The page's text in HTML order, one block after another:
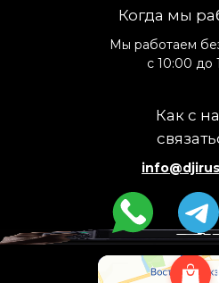
Когда мы
Как с
Мы работаем
с 10:00 до